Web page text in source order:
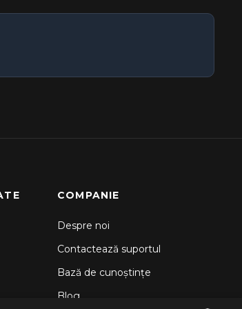
COMPANIE
Despre noi
Contactează suportul
Bază de cunoștințe
Blog